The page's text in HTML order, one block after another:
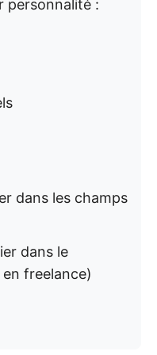
personnalité :
dans les champs
dans le
freelance)